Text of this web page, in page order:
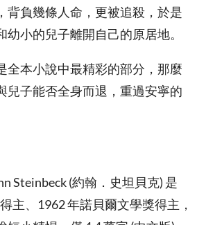
背負幾條人命，更被追殺，於是
幼小的兒子離開自己的原居地。
全本小說中最精彩的部分，那麼
兒子能否全身而退，重過安寧的
Steinbeck (約翰．史坦貝克) 是
主、1962 年諾貝爾文學獎得主，